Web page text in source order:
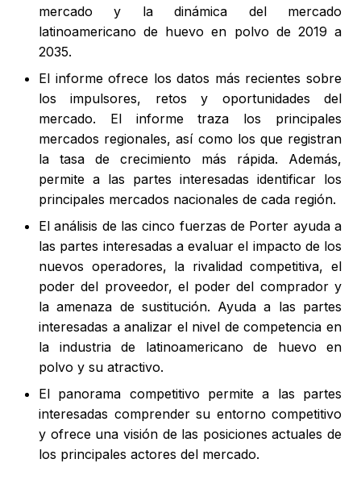
mercado y la dinámica del mercado
latinoamericano de huevo en polvo de 2019 a
2035.
El informe ofrece los datos más recientes sobre
los impulsores, retos y oportunidades del
mercado. El informe traza los principales
mercados regionales, así como los que registran
la tasa de crecimiento más rápida. Además,
permite a las partes interesadas identificar los
principales mercados nacionales de cada región.
El análisis de las cinco fuerzas de Porter ayuda a
las partes interesadas a evaluar el impacto de los
nuevos operadores, la rivalidad competitiva, el
poder del proveedor, el poder del comprador y
la amenaza de sustitución. Ayuda a las partes
interesadas a analizar el nivel de competencia en
la industria de latinoamericano de huevo en
polvo y su atractivo.
El panorama competitivo permite a las partes
interesadas comprender su entorno competitivo
y ofrece una visión de las posiciones actuales de
los principales actores del mercado.